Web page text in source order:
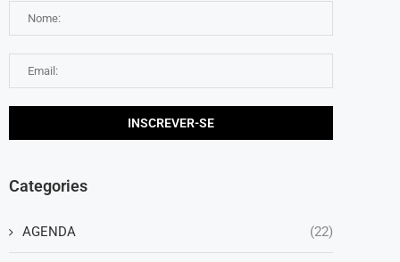
Categories
AGENDA (22)